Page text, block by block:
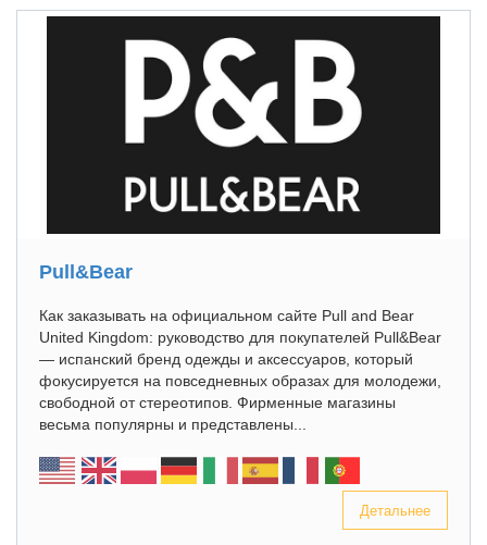
Pull&Bear
Как заказывать на официальном сайте Pull and Bear
United Kingdom: руководство для покупателей Pull&Bear
— испанский бренд одежды и аксессуаров, который
фокусируется на повседневных образах для молодежи,
свободной от стереотипов. Фирменные магазины
весьма популярны и представлены...
Детальнее